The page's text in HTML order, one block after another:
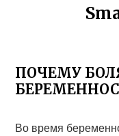
ПОЧЕМУ
Во время